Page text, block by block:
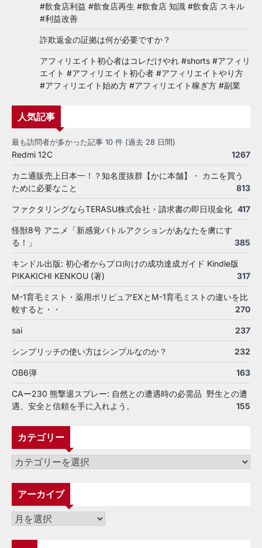
#飲食店利益 #飲食店再生 #飲食店 知識 #飲食店 スキル
#利益改善
詐欺返金の証拠は何が必要ですか？
アフィリエイト初心者はコレだけやれ #shorts #アフィリ
エイト #アフィリエイト初心者 #アフィリエイトやり方
#アフィリエイト始め方 #アフィリエイト稼ぎ方 #副業
人気記事
最も訪問者が多かった記事 10 件 (過去 28 日間)
Redmi 12C 1267
カニ通販売上日本一！？知名度抜群【かに本舗】・ カニを買う
ために必要なこと
813
ファクタリングならTERASU株式会社・請求書の即日現金化 417
怪獣8号 アニメ「新感覚バトルアクションがあなたを虜にす
る！」
385
キンドル出版: 初心者からプロ向けの成功達成ガイド Kindle版
PIKAKICHI KENKOU (著)
317
M-1育毛ミスト・薬用ポリピュアEXとM-1育毛ミストの違いを比
較すると・・
270
sai 237
シンプリッチの使い方はシンプルなのか？ 232
OB6弾 163
CAー230 熊撃退スプレー: 自然との遭遇時の必需品 野生との遭
遇、安全と信頼を手に入れよう。
155
カテゴリー
カ
ゴ
リ
ー
アーカイブ
ア